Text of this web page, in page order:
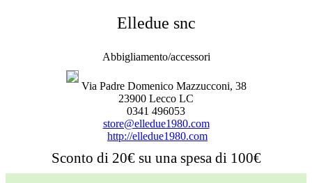
Elledue snc
Abbigliamento/accessori
Via Padre Domenico Mazzucconi, 38
23900 Lecco LC
0341 496053
store@elledue1980.com
http://elledue1980.com
Sconto di 20€ su una spesa di 100€